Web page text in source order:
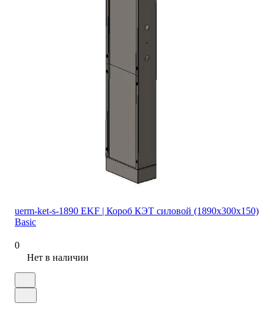
uerm-ket-s-1890 EKF | Короб КЭТ силовой (1890х300х150)
Basic
0
Нет в наличии